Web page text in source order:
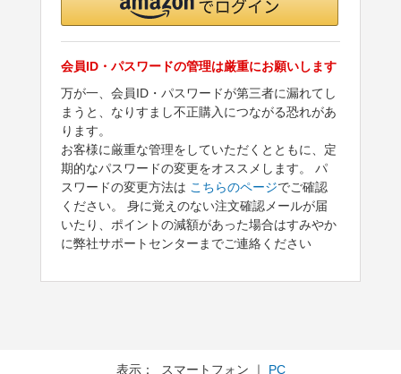
会員ID・パスワードの管理は厳重にお願いします
万が一、会員ID・パスワードが第三者に漏れてし
まうと、なりすまし不正購入につながる恐れがあ
ります。
お客様に厳重な管理をしていただくとともに、定
期的なパスワードの変更をオススメします。 パ
スワードの変更方法は こちらのページでご確認
ください。 身に覚えのない注文確認メールが届
いたり、ポイントの減額があった場合はすみやか
に弊社サポートセンターまでご連絡ください
表示： スマートフォン ｜ PC